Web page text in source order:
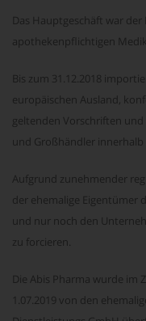
Das Hauptgeschäft war
apothekenpflichtigen
Bis zum 31.12.2018
europäischen Ausland,
geltenden Vorschriften
und Großhändler innerhalb
Aufgrund zunehmender
der ehemalige Eigentümer
und nur noch den
zu forcieren.
Die Abis Pharma wurde im
1.07.2019 von den